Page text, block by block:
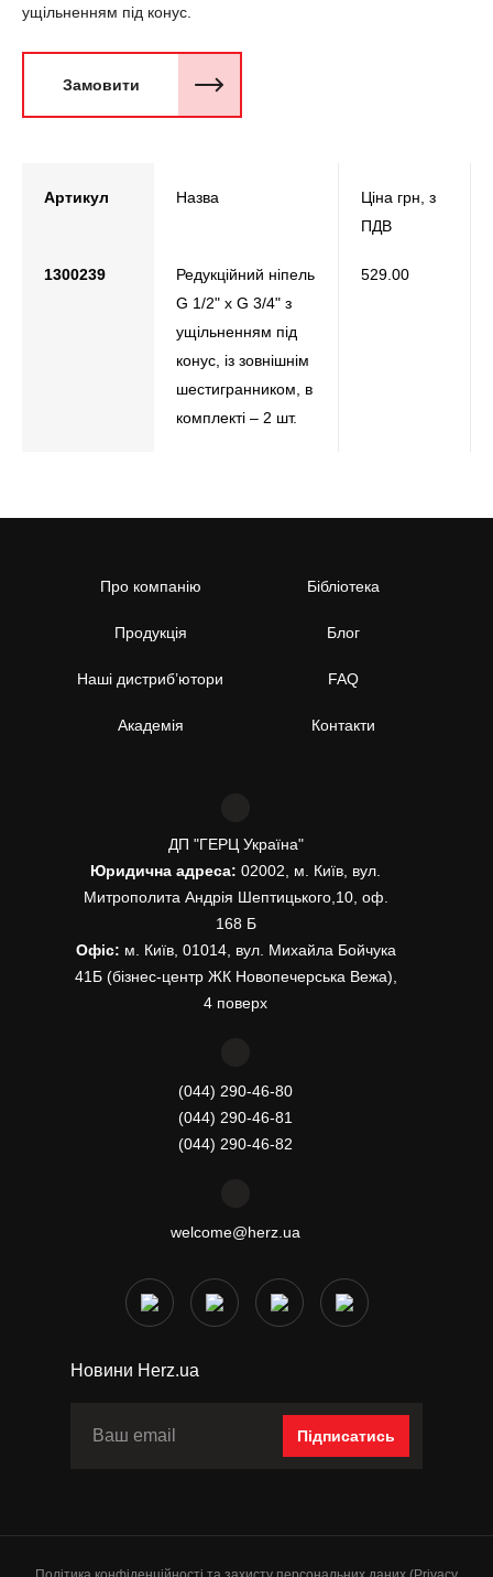
ущільненням під конус.
Замовити
Артикул Назва
Ціна грн, з
ПДВ
1300239
Редукційний ніпель
G 1/2" x G 3/4" з
ущільненням під
конус, із зовнішнім
шестигранником, в
комплекті – 2 шт.
529.00
Про компанію
Продукція
Наші дистриб’ютори
Академія
Бібліотека
Блог
FAQ
Контакти
ДП "ГЕРЦ Україна"
Юридична адреса: 02002, м. Київ, вул.
Митрополита Андрія Шептицького,10, оф.
168 Б
Офіс: м. Київ, 01014, вул. Михайла Бойчука
41Б (бізнес-центр ЖК Новопечерська Вежа),
4 поверх
(044) 290-46-80
(044) 290-46-81
(044) 290-46-82
welcome@herz.ua
Новини Herz.ua
Підписатись